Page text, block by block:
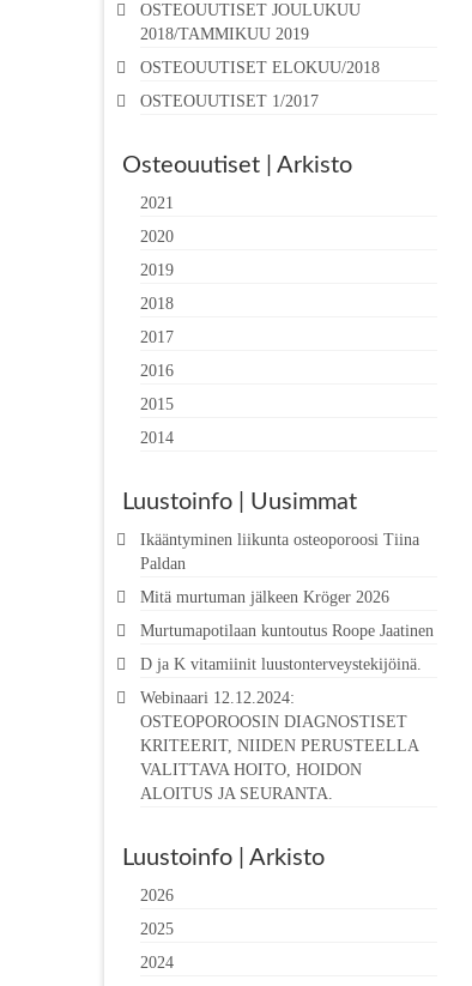
OSTEOUUTISET JOULUKUU
2018/TAMMIKUU 2019
OSTEOUUTISET ELOKUU/2018
OSTEOUUTISET 1/2017
Osteouutiset | Arkisto
2021
2020
2019
2018
2017
2016
2015
2014
Luustoinfo | Uusimmat
Ikääntyminen liikunta osteoporoosi Tiina
Paldan
Mitä murtuman jälkeen Kröger 2026
Murtumapotilaan kuntoutus Roope Jaatinen
D ja K vitamiinit luustonterveystekijöinä.
Webinaari 12.12.2024:
OSTEOPOROOSIN DIAGNOSTISET
KRITEERIT, NIIDEN PERUSTEELLA
VALITTAVA HOITO, HOIDON
ALOITUS JA SEURANTA.
Luustoinfo | Arkisto
2026
2025
2024